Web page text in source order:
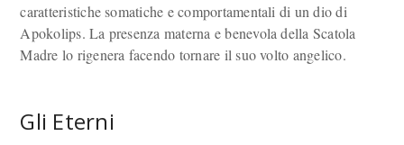
caratteristiche somatiche e comportamentali di un dio di
Apokolips. La presenza materna e benevola della Scatola
Madre lo rigenera facendo tornare il suo volto angelico.
Gli Eterni